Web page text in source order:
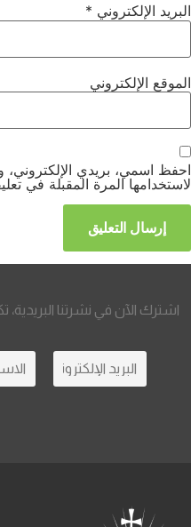
البريد الإلكتروني *
الموقع الإلكتروني
احفظ اسمي، بريدي الإلكتروني،
لاستخدامها المرة المقبلة في
اشترك الآن في نشرتنا